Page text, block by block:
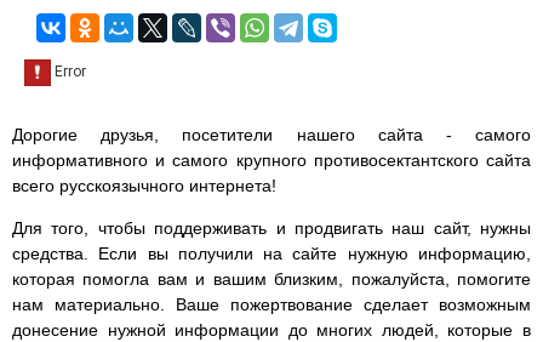
Дорогие друзья, посетители нашего сайта - самого
информативного и самого крупного противосектантского сайта
всего русскоязычного интернета!
Для того, чтобы поддерживать и продвигать наш сайт, нужны
средства. Если вы получили на сайте нужную информацию,
которая помогла вам и вашим близким, пожалуйста, помогите
нам материально. Ваше пожертвование сделает возможным
донесение нужной информации до многих людей, которые в